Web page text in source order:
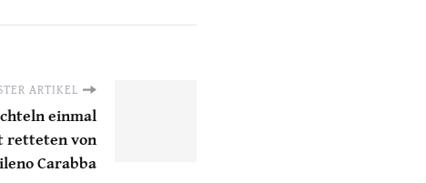
ARTIKEL
einmal
retteten von
Carabba